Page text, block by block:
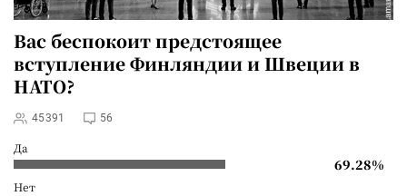
Вас беспокоит предстоящее
вступление Финляндии и Швеции в
НАТО?
45391 56
Да
69.28%
Нет